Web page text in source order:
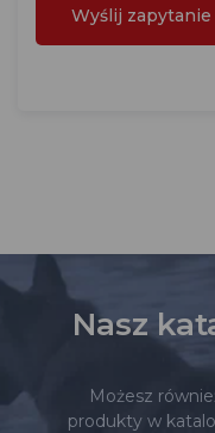
Nasz
Możesz
produkty w